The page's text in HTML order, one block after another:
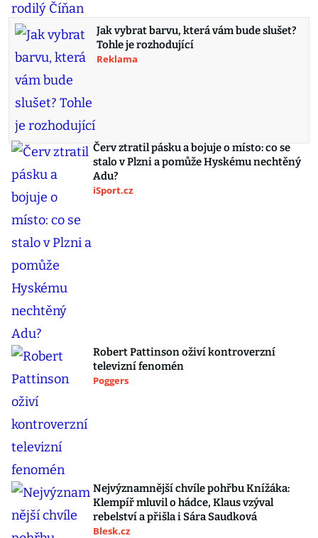
Jak vybrat barvu, která vám bude slušet?
Tohle je rozhodující
Reklama
Červ ztratil pásku a bojuje o místo: co se
stalo v Plzni a pomůže Hyskému nechtěný
Adu?
iSport.cz
Robert Pattinson oživí kontroverzní
televizní fenomén
Poggers
Nejvýznamnější chvíle pohřbu Knížáka:
Klempíř mluvil o hádce, Klaus vzýval
rebelství a přišla i Sára Saudková
Blesk.cz